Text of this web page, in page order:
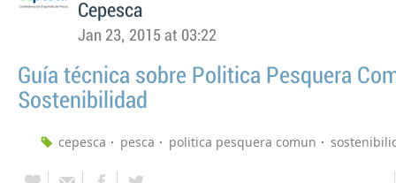
Cepesca
Jan 23, 2015 at 03:22
Guía técnica sobre Politica Pesquera
Sostenibilidad
cepesca pesca politica pesquera comun